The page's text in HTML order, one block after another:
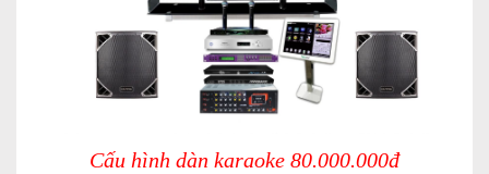
Cấu hình dàn karaoke 80.000.000đ